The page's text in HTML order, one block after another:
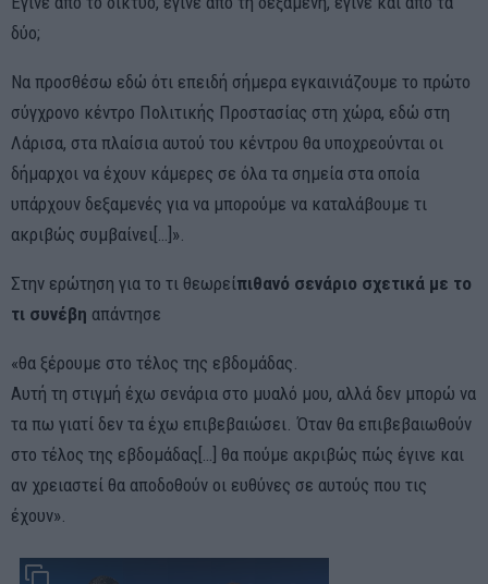
δύο;
Να προσθέσω εδώ ότι επειδή σήμερα εγκαινιάζουμε το πρώτο
σύγχρονο κέντρο Πολιτικής Προστασίας στη χώρα, εδώ στη
Λάρισα, στα πλαίσια αυτού του κέντρου θα υποχρεούνται οι
δήμαρχοι να έχουν κάμερες σε όλα τα σημεία στα οποία
υπάρχουν δεξαμενές για να μπορούμε να καταλάβουμε τι
ακριβώς συμβαίνει[…]».
Στην ερώτηση για το τι θεωρείπιθανό σενάριο σχετικά με το
τι συνέβη απάντησε
«θα ξέρουμε στο τέλος της εβδομάδας.
Αυτή τη στιγμή έχω σενάρια στο μυαλό μου, αλλά δεν μπορώ να
τα πω γιατί δεν τα έχω επιβεβαιώσει. Όταν θα επιβεβαιωθούν
στο τέλος της εβδομάδας[…] θα πούμε ακριβώς πώς έγινε και
αν χρειαστεί θα αποδοθούν οι ευθύνες σε αυτούς που τις
έχουν».